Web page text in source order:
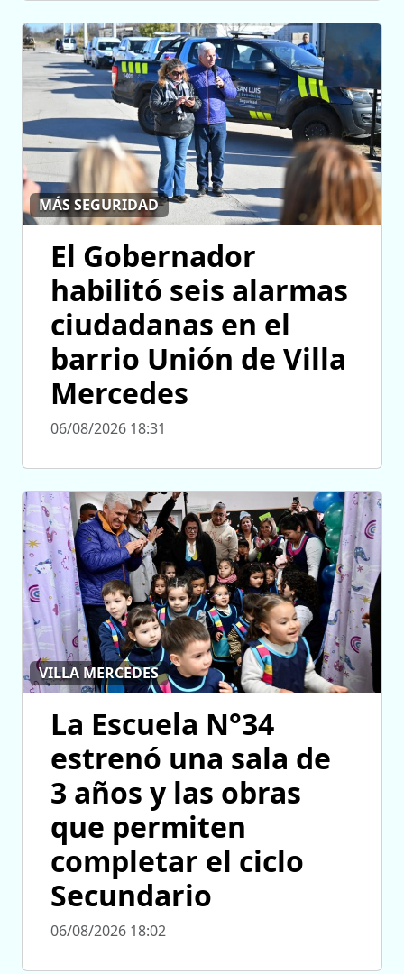
MÁS SEGURIDAD
El Gobernador
habilitó seis alarmas
ciudadanas en el
barrio Unión de Villa
Mercedes
06/08/2026 18:31
VILLA MERCEDES
La Escuela N°34
estrenó una sala de
3 años y las obras
que permiten
completar el ciclo
Secundario
06/08/2026 18:02